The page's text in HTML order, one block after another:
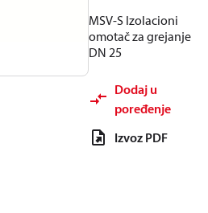
MSV-S Izolacioni
omotač za grejanje
DN 25
Dodaj u
poređenje
Izvoz PDF